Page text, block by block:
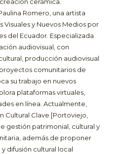
Romero, una artista
Visuales y Nuevos Medios por
del Ecuador. Especializada
audiovisual, con
producción audiovisual
comunitarios de
su trabajo en nuevos
plataformas virtuales,
en línea. Actualmente,
Cultural Clave [Portoviejo,
gestión patrimonial, cultural y
además de proponer
difusión cultural local